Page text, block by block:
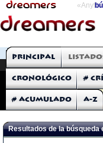
THE DREAMERS
Críticas: Películas
Principal
Cronológico #
# Acumulado A-Z
Resultados de la búsqueda